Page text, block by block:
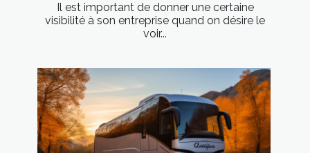
Il est important de donner une certaine
visibilité à son entreprise quand on désire le
voir...